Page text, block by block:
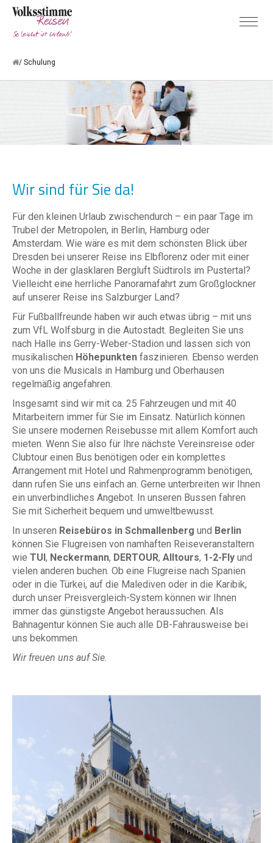
Schulung
Wir sind für Sie da!
Für den kleinen Urlaub zwischendurch – ein paar Tage im
Trubel der Metropolen, in Berlin, Hamburg oder
Amsterdam. Wie wäre es mit dem schönsten Blick über
Dresden bei unserer Reise ins Elbflorenz oder mit einer
Woche in der glasklaren Bergluft Südtirols im Pustertal?
Vielleicht eine herrliche Panoramafahrt zum Großglockner
auf unserer Reise ins Salzburger Land?
Für Fußballfreunde haben wir auch etwas übrig – mit uns
zum VfL Wolfsburg in die Autostadt. Begleiten Sie uns
nach Halle ins Gerry-Weber-Stadion und lassen sich von
musikalischen Höhepunkten faszinieren. Ebenso werden
von uns die Musicals in Hamburg und Oberhausen
regelmäßig angefahren.
Insgesamt sind wir mit ca. 25 Fahrzeugen und mit 40
Mitarbeitern immer für Sie im Einsatz. Natürlich können
Sie unsere modernen Reisebusse mit allem Komfort auch
mieten. Wenn Sie also für Ihre nächste Vereinsreise oder
Clubtour einen Bus benötigen oder ein komplettes
Arrangement mit Hotel und Rahmenprogramm benötigen,
dann rufen Sie uns einfach an. Gerne unterbreiten wir Ihnen
ein unverbindliches Angebot. In unseren Bussen fahren
Sie mit Sicherheit bequem und umweltbewusst.
In unseren Reisebüros in Schmallenberg und Berlin
können Sie Flugreisen von namhaften Reiseveranstaltern
wie TUI, Neckermann, DERTOUR, Alltours, 1-2-Fly und
vielen anderen buchen. Ob eine Flugreise nach Spanien
oder in die Türkei, auf die Malediven oder in die Karibik,
durch unser Preisvergleich-System können wir Ihnen
immer das günstigste Angebot heraussuchen. Als
Bahnagentur können Sie auch alle DB-Fahrausweise bei
uns bekommen.
Wir freuen uns auf Sie.